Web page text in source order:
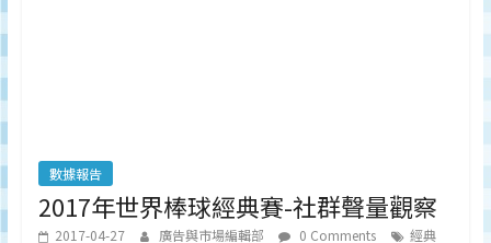
數據報告
2017年世界棒球經典賽-社群聲量觀察
2017-04-27 廣告與市場編輯部 0 Comments
經典